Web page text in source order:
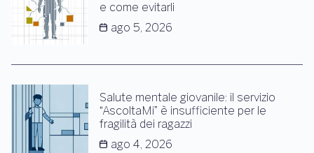
e come evitarli
ago 5, 2026
Salute mentale giovanile: il servizio
“AscoltaMi” è insufficiente per le
fragilità dei ragazzi
ago 4, 2026